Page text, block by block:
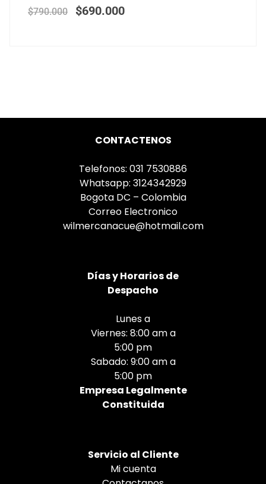
$790.000 $690.000
CONTACTENOS
Telefonos: 031 7530886
Whatsapp: 3124342929
Bogota DC – Colombia
Correo Electronico
wilmercanacue@hotmail.com
Díasy Horarios de
Despacho
Lunes a
Viernes: 8:00 am a
5:00 pm
Sabado: 9:00 am a
5:00 pm
Empresa Legalmente
Constituida
Servicio al Cliente
Mi cuenta